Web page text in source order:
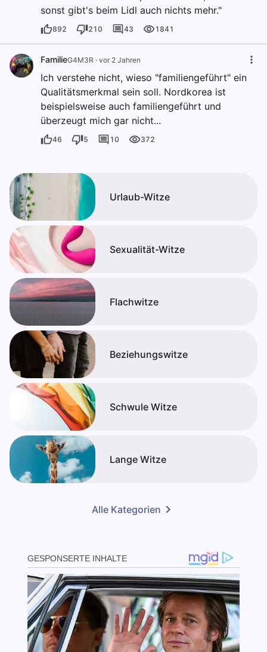
sonst gibt's beim Lidl auch nichts mehr."
892 210 43 1841
FamilieG4M3R · vor 2 Jahren
Ich verstehe nicht, wieso "familiengeführt" ein
Qualitätsmerkmal sein soll. Nordkorea ist
beispielsweise auch familiengeführt und
überzeugt mich gar nicht...
46 5 10 372
Urlaub-Witze
Sexualität-Witze
Flachwitze
Beziehungswitze
Schwule Witze
Lange Witze
Alle Kategorien